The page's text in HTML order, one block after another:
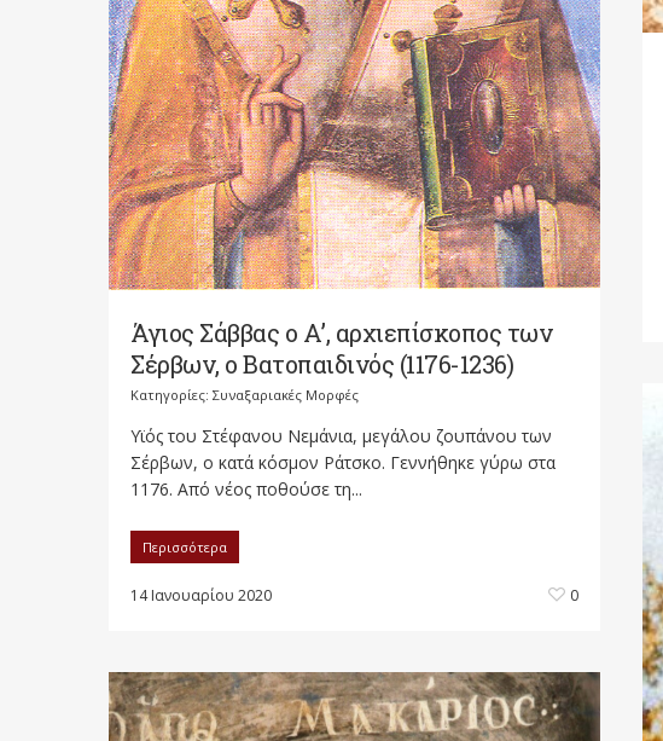
Άγιος Σάββας ο Α’, αρχιεπίσκοπος των
Σέρβων, ο Βατοπαιδινός (1176-1236)
Κατηγορίες: Συναξαριακές Μορφές
Υϊός του Στέφανου Νεμάνια, μεγάλου ζουπάνου των
Σέρβων, ο κατά κόσμον Ράτσκο. Γεννήθηκε γύρω στα
1176. Από νέος ποθούσε τη...
Περισσότερα
14 Ιανουαρίου 2020 0